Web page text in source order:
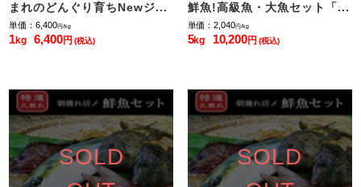
まれのどんぐり育ちNewジ...
単価：6,400円/kg
1kg 6,400円(税込)
鮮魚!高級魚・大魚セット「...
単価：2,040円/kg
5kg 10,200円(税込)
SOLD
SOLD